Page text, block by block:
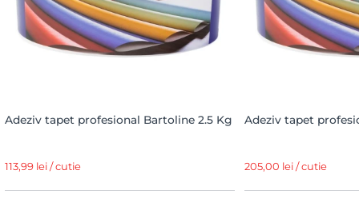
Adeziv tapet profesional Bartoline 2.5 Kg
113,99 lei / cutie
Adeziv tapet
205,00 lei / cutie